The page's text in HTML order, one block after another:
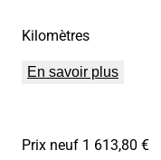
Kilomètres
En savoir plus
Prix neuf 1 613,80 €